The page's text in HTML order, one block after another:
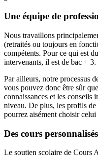
Une équipe de
Nous travaillons
(retraités ou toujours en
compétents. Pour ce qui est
intervenants, il est de bac + 3.
Par ailleurs, notre processus
vous pouvez donc être sûr
connaissances et les conseils
niveau. De plus, les profils de
pourrez aisément choisir
Des cours personnalisés
Le soutien scolaire de Cours